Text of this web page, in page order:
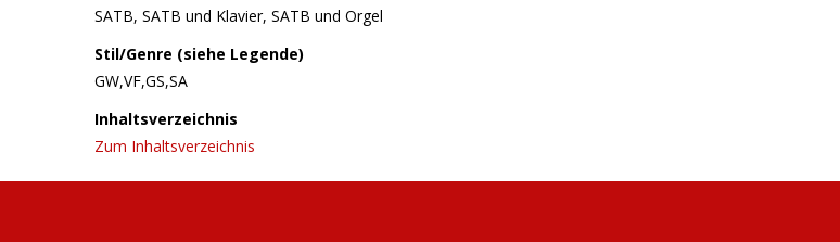
SATB, SATB und Klavier, SATB und Orgel
Stil/Genre (siehe Legende)
GW,VF,GS,SA
Inhaltsverzeichnis
Zum Inhaltsverzeichnis